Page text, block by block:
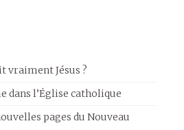
vraiment Jésus ?
dans l’Église catholique
pages du Nouveau